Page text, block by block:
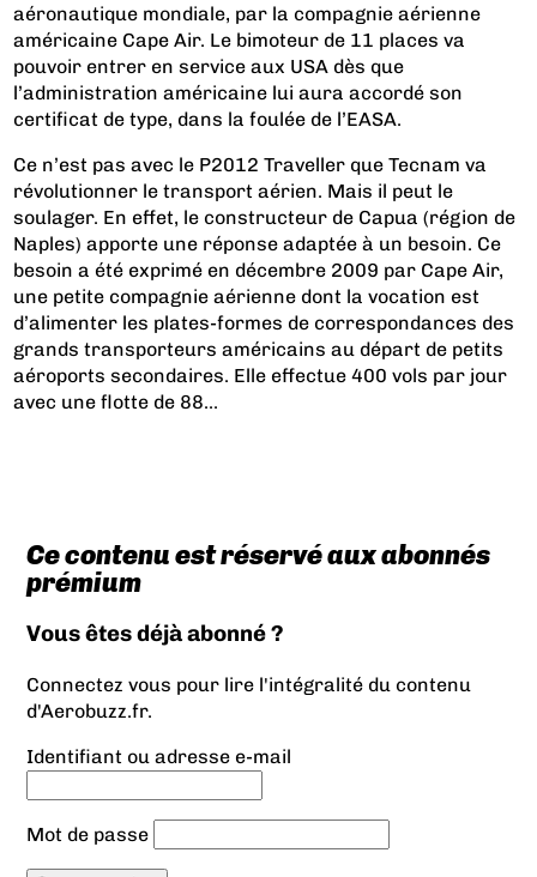
aéronautique mondiale, par la compagnie aérienne
américaine Cape Air. Le bimoteur de 11 places va
pouvoir entrer en service aux USA dès que
l’administration américaine lui aura accordé son
certificat de type, dans la foulée de l’EASA.
Ce n’est pas avec le P2012 Traveller que Tecnam va
révolutionner le transport aérien. Mais il peut le
soulager. En effet, le constructeur de Capua (région de
Naples) apporte une réponse adaptée à un besoin. Ce
besoin a été exprimé en décembre 2009 par Cape Air,
une petite compagnie aérienne dont la vocation est
d’alimenter les plates-formes de correspondances des
grands transporteurs américains au départ de petits
aéroports secondaires. Elle effectue 400 vols par jour
avec une flotte de 88...
Ce contenu est réservé aux abonnés
prémium
Vous êtes déjà abonné ?
Connectez vous pour lire l'intégralité du contenu
d'Aerobuzz.fr.
Identifiant ou adresse e-mail
Mot de passe